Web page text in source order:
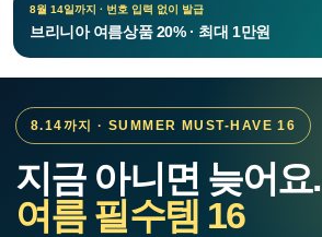
8월 14일까지 · 번호 입력 없이 발급
브리니아 여름상품 20% · 최대 1만원
8.14까지 · SUMMER MUST-HAVE 16
지금 아니면 늦어요.
여름 필수템 16